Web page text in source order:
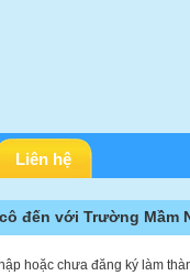
Liên hệ
đến với Trường Mầm
hoặc chưa đăng ký làm